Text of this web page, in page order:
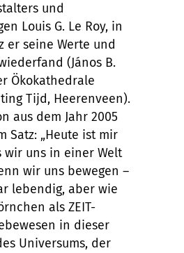
und
Louis G. Le Roy, in
er seine Werte und
(János B.
Ökokathedrale
Tijd, Heerenveen).
aus dem Jahr 2005
Satz: „Heute ist mir
wir uns in einer Welt
wir uns bewegen –
lebendig, aber wie
als ZEIT-
in dieser
Universums, der